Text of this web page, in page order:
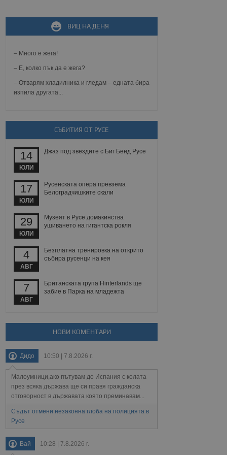
ВИЦ НА ДЕНЯ
– Много е жега!
– Е, колко пък да е жега?
– Отварям хладилника и гледам – едната бира
изпила другата...
СЪБИТИЯ ОТ РУСЕ
14
ЮЛИ
Джаз под звездите с Биг Бенд Русе
17
ЮЛИ
Русенската опера превзема
Белоградчишките скали
29
ЮЛИ
Музеят в Русе домакинства
ушиването на гигантска рокля
4
АВГ
Безплатна тренировка на открито
събира русенци на кея
7
АВГ
Британската група Hinterlands ще
забие в Парка на младежта
НОВИ КОМЕНТАРИ
Дидо 10:50 | 7.8.2026 г.
Малоумници,ако пътувам до Испания с колата
през всяка държава ще си правя гражданска
отговорност в държавата която преминавам...
Съдът отмени незаконна глоба на полицията в
Русе
Вай 10:28 | 7.8.2026 г.
зададена от уеб
MVC
неразрешеното
известно като
Той не съдържа
при затваряне
на съгласието на
за тяхното
политики и
че техните
между хората
за да се правят
уебсайт.
на
бисквитките,
съответствие и
и
и предоставя
използва
потребител може
поведение и
на сайта. Тя
с
на
на сайта.
взаимодействия
и потребителския
събиране на данни
се
данни,
на посещенията,
били заредени.
опит.
на прегледи на
на
тя може
новата или
на сайта. Тя
която е
в целия
на социалните